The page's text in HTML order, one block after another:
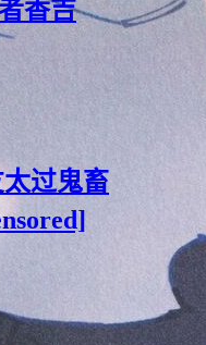
香吉
过鬼畜